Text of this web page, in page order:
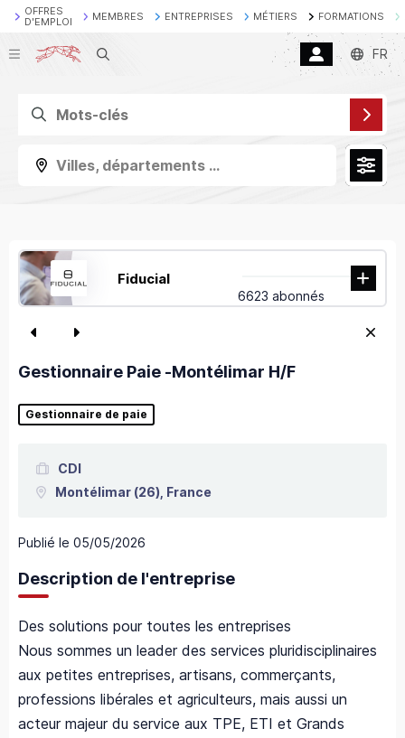
OFFRES
D'EMPLOI
MEMBRES ENTREPRISES MÉTIERS FORMATIONS
Recherche FR
Villes, départements ...
Fiducial
6623 abonnés
Gestionnaire Paie -Montélimar H/F
Gestionnaire de paie
CDI
Montélimar (26), France
Publié le 05/05/2026
Description de l'entreprise
Des solutions pour toutes les entreprises
Nous sommes un leader des services pluridisciplinaires
aux petites entreprises, artisans, commerçants,
professions libérales et agriculteurs, mais aussi un
acteur majeur du service aux TPE, ETI et Grands